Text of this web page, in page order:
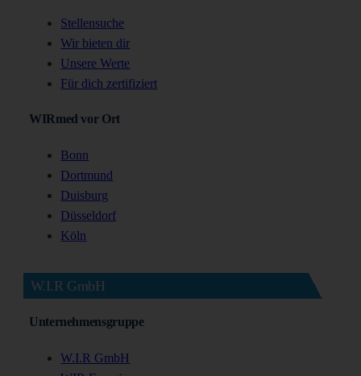
Stellensuche
Wir bieten dir
Unsere Werte
Für dich zertifiziert
WIRmed vor Ort
Bonn
Dortmund
Duisburg
Düsseldorf
Köln
W.I.R GmbH
Unternehmensgruppe
W.I.R GmbH